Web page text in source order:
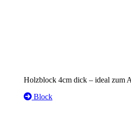
Holzblock 4cm dick – ideal zum
Block